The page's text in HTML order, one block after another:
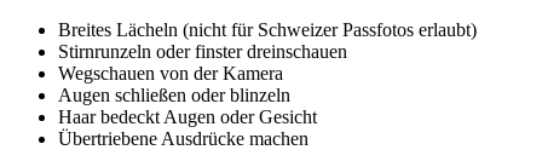
Breites Lächeln (nicht für Schweizer Passfotos erlaubt)
Stirnrunzeln oder finster dreinschauen
Wegschauen von der Kamera
Augen schließen oder blinzeln
Haar bedeckt Augen oder Gesicht
Übertriebene Ausdrücke machen